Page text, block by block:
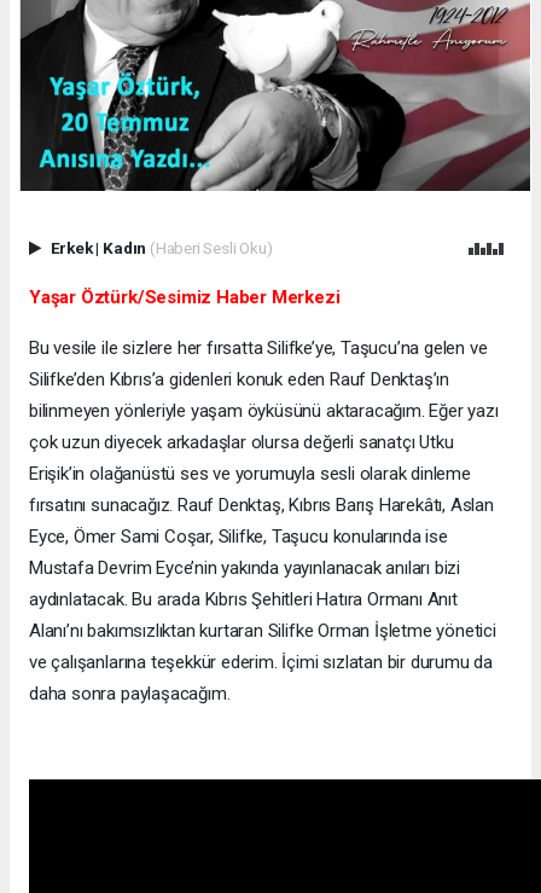
Erkek| Kadın (Haberi Sesli Oku)
Yaşar Öztürk/Sesimiz Haber Merkezi
Bu vesile ile sizlere her fırsatta Silifke’ye, Taşucu’na gelen ve
Silifke’den Kıbrıs’a gidenleri konuk eden Rauf Denktaş’ın
bilinmeyen yönleriyle yaşam öyküsünü aktaracağım. Eğer yazı
çok uzun diyecek arkadaşlar olursa değerli sanatçı Utku
Erişik’in olağanüstü ses ve yorumuyla sesli olarak dinleme
fırsatını sunacağız. Rauf Denktaş, Kıbrıs Barış Harekâtı, Aslan
Eyce, Ömer Sami Coşar, Silifke, Taşucu konularında ise
Mustafa Devrim Eyce’nin yakında yayınlanacak anıları bizi
aydınlatacak. Bu arada Kıbrıs Şehitleri Hatıra Ormanı Anıt
Alanı’nı bakımsızlıktan kurtaran Silifke Orman İşletme yönetici
ve çalışanlarına teşekkür ederim. İçimi sızlatan bir durumu da
daha sonra paylaşacağım.